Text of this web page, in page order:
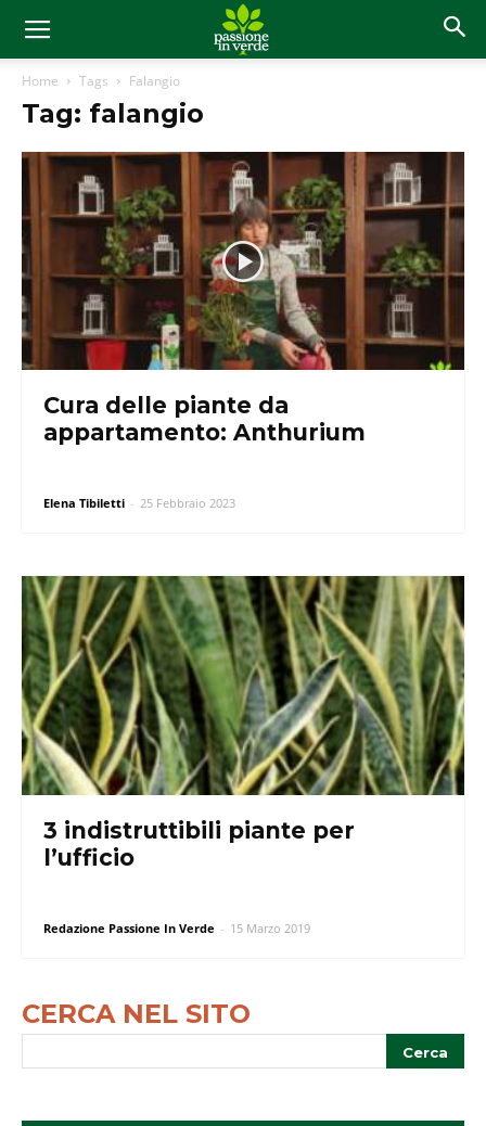
Home Tags Falangio
Tag: falangio
Cura delle piante da
appartamento: Anthurium
Elena Tibiletti - 25 Febbraio 2023
3 indistruttibili piante per
l’ufficio
Redazione Passione In Verde - 15 Marzo 2019
CERCA NEL SITO